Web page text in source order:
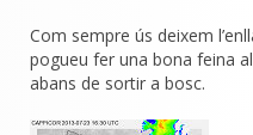
Com sempre ús deixem
pogueu fer una bona feina
abans de sortir a bosc.